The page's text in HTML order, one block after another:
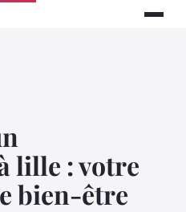
lille : votre
bien-être